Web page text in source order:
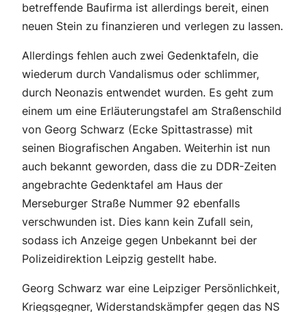
betreffende Baufirma ist allerdings bereit, einen
neuen Stein zu finanzieren und verlegen zu lassen.
Allerdings fehlen auch zwei Gedenktafeln, die
wiederum durch Vandalismus oder schlimmer,
durch Neonazis entwendet wurden. Es geht zum
einem um eine Erläuterungstafel am Straßenschild
von Georg Schwarz (Ecke Spittastrasse) mit
seinen Biografischen Angaben. Weiterhin ist nun
auch bekannt geworden, dass die zu DDR-Zeiten
angebrachte Gedenktafel am Haus der
Merseburger Straße Nummer 92 ebenfalls
verschwunden ist. Dies kann kein Zufall sein,
sodass ich Anzeige gegen Unbekannt bei der
Polizeidirektion Leipzig gestellt habe.
Georg Schwarz war eine Leipziger Persönlichkeit,
Kriegsgegner, Widerstandskämpfer gegen das NS